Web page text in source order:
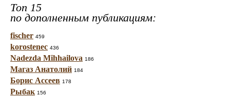
Топ 15
по дополненным публикациям:
fischer 459
korostenec 436
Nadezda Mihhailova 186
Магаз Анатолий 184
Борис Ассеев 178
Рыбак 156